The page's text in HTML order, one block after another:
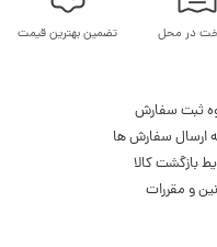
در محل تضمین بهترین قیمت
ثبت سفارش
ارسال سفارش ها
بازگشت کالا
و مقررات